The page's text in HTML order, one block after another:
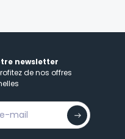
newsletter
de nos offres